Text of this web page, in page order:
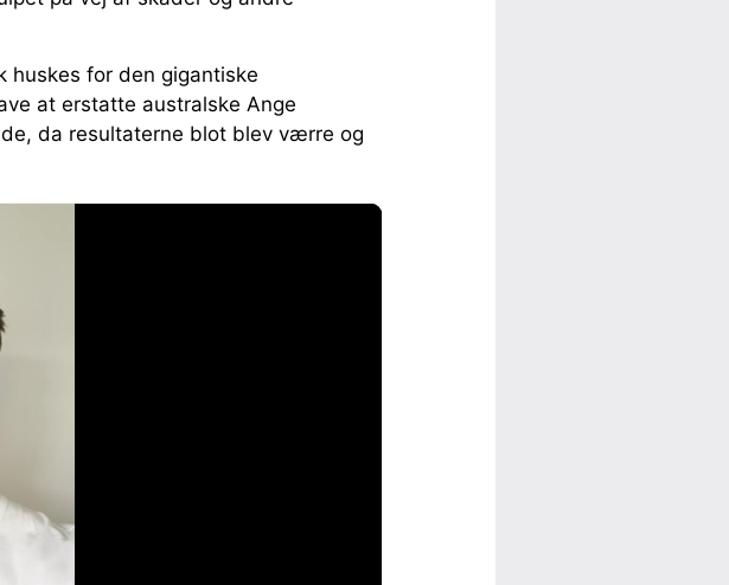
for den gigantiske
at erstatte australske Ange
da resultaterne blot blev værre og